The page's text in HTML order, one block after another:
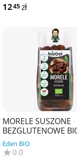
1245zł
MORELE SUSZONE
BEZGLUTENOWE
BIOGOL
Eden BIO
0.0